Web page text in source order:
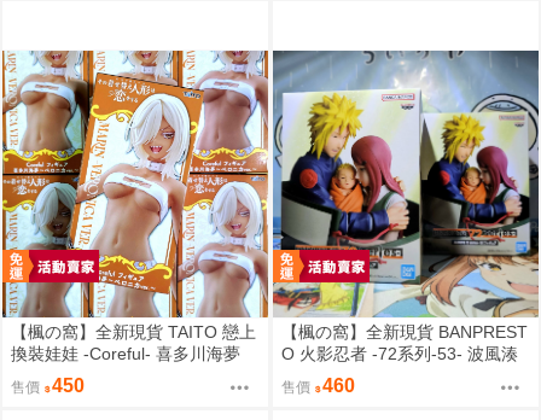
【楓の窩】全新現貨 TAITO 戀上
換裝娃娃 -Coreful- 喜多川海夢
貝羅妮卡ver.【日版】
售價 450
【楓の窩】全新現貨 BANPREST
O 火影忍者 -72系列-53- 波風湊
＆漩渦九品＆鳴人【日版】
售價 460